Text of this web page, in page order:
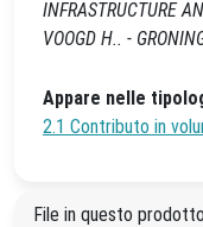
INFRASTRUCTURE
VOOGD H.. -
Appare nelle
2.1 Contributo in
File in questo